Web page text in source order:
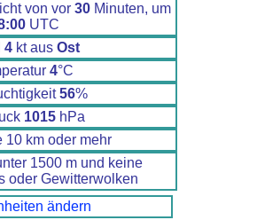
von vor 30 Minuten, um
UTC
4 kt aus Ost
4°C
56%
1015 hPa
10 km oder mehr
1500 m und keine
oder Gewitterwolken
ändern